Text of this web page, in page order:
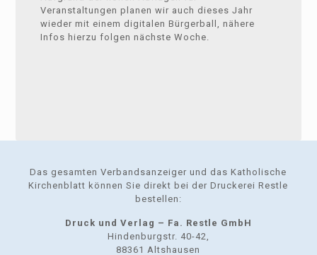
Veranstaltungen planen wir auch dieses Jahr
wieder mit einem digitalen Bürgerball, nähere
Infos hierzu folgen nächste Woche.
Das gesamten Verbandsanzeiger und das Katholische
Kirchenblatt können Sie direkt bei der Druckerei Restle
bestellen:
Druck und Verlag – Fa. Restle GmbH
Hindenburgstr. 40-42,
88361 Altshausen